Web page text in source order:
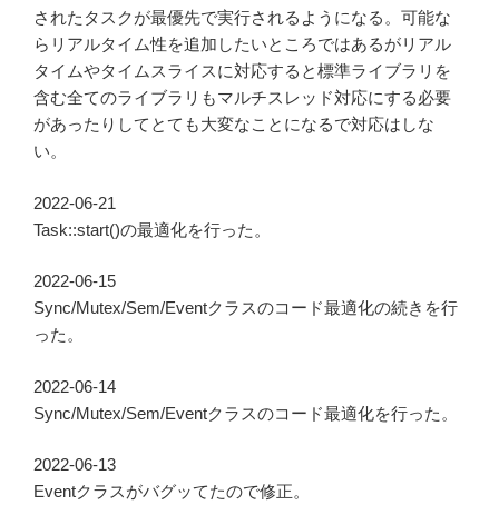
されたタスクが最優先で実行されるようになる。可能な
らリアルタイム性を追加したいところではあるがリアル
タイムやタイムスライスに対応すると標準ライブラリを
含む全てのライブラリもマルチスレッド対応にする必要
があったりしてとても大変なことになるで対応はしな
い。
2022-06-21
Task::start()の最適化を行った。
2022-06-15
Sync/Mutex/Sem/Eventクラスのコード最適化の続きを行
った。
2022-06-14
Sync/Mutex/Sem/Eventクラスのコード最適化を行った。
2022-06-13
Eventクラスがバグッてたので修正。